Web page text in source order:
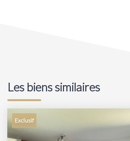
Les biens similaires
Exclusif